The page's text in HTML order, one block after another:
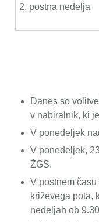
2. postna nedelja
Danes so
v nabiralnik, ki
V ponedeljek
V ponedeljek,
ŽGS.
V postnem
križevega pota,
nedeljah ob